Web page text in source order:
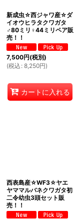
新成虫☆西ジャワ産☆ダ
イオウヒラタクワガタ
♂80ミリ♀44ミリペア販
売！！
7,500円(税別)
(税込 : 8,250円)
カートに入れる
西表島産☆WF3☆ヤエ
ヤママルバネクワガタ初
二令幼虫3頭セット販
売！！